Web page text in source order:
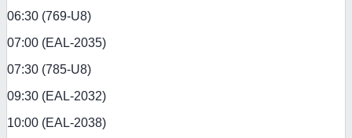
06:30 (769-U8)
07:00 (EAL-2035)
07:30 (785-U8)
09:30 (EAL-2032)
10:00 (EAL-2038)